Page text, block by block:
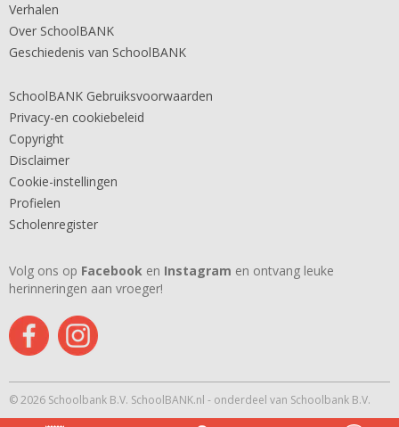
Verhalen
Over SchoolBANK
Geschiedenis van SchoolBANK
SchoolBANK Gebruiksvoorwaarden
Privacy-en cookiebeleid
Copyright
Disclaimer
Cookie-instellingen
Profielen
Scholenregister
Volg ons op Facebook en Instagram en ontvang leuke
herinneringen aan vroeger!
© 2026 Schoolbank B.V. SchoolBANK.nl - onderdeel van Schoolbank B.V.